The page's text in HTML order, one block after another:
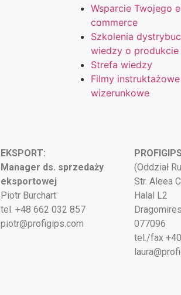
Wsparcie Twojego
commerce
Szkolenia
wiedzy o produkcie
Strefa wiedzy
Filmy
wizerunkowe
EKSPORT:
Manager ds. sprzedaży
eksportowej
Piotr Burchart
tel. +48 662 032 857
piotr@profigips.com
(Oddział
Str. Aleea
Halal L2
077096
tel./fax